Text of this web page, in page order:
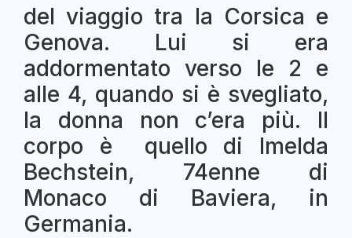
del viaggio tra la Corsica e
Genova. Lui si era
addormentato verso le 2 e
alle 4, quando si è svegliato,
la donna non c’era più. Il
corpo è quello di Imelda
Bechstein, 74enne di
Monaco di Baviera, in
Germania.